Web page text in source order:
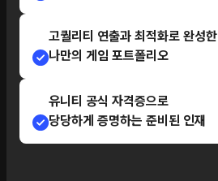
고퀄리티 연출과 최적화로 완성한
나만의 게임 포트폴리오
유니티 공식 자격증으로
당당하게 증명하는 준비된 인재